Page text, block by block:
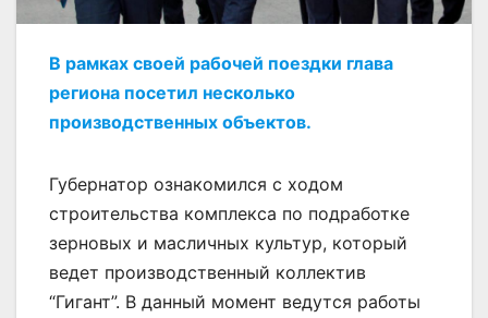
В рамках своей рабочей поездки глава
региона посетил несколько
производственных объектов.
Губернатор ознакомился с ходом
строительства комплекса по подработке
зерновых и масличных культур, который
ведет производственный коллектив
“Гигант”. В данный момент ведутся работы